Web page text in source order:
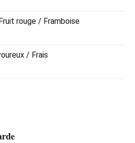
rouge / Framboise
/ Frais